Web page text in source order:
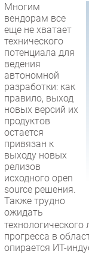
Многим
вендорам все
еще не хватает
технического
потенциала для
ведения
автономной
разработки: как
правило, выход
новых версий их
продуктов
остается
привязан к
выходу новых
релизов
исходного open
source решения.
Также трудно
ожидать
прогресса в
опирается ИТ-